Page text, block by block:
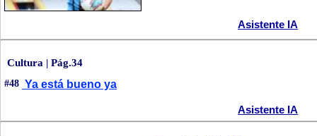
Asistente IA
Cultura | Pág.34
#48 Ya está bueno ya
Asistente IA